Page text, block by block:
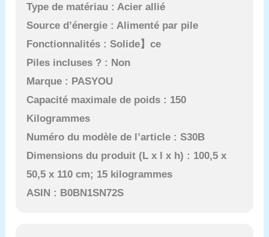
Type de matériau : Acier allié
Source d’énergie : Alimenté par pile
Fonctionnalités : Solide】ce
Piles incluses ? : Non
Marque : PASYOU
Capacité maximale de poids : 150
Kilogrammes
Numéro du modèle de l’article : S30B
Dimensions du produit (L x l x h) : 100,5 x
50,5 x 110 cm; 15 kilogrammes
ASIN : B0BN1SN72S